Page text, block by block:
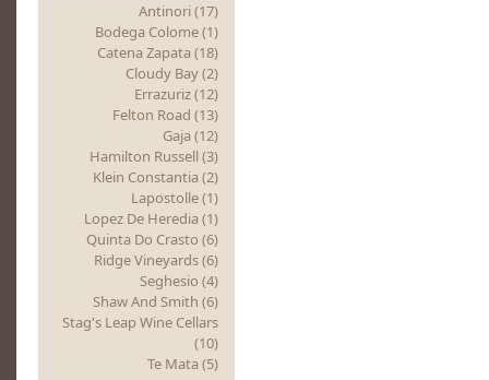
Antinori (17)
Bodega Colome (1)
Catena Zapata (18)
Cloudy Bay (2)
Errazuriz (12)
Felton Road (13)
Gaja (12)
Hamilton Russell (3)
Klein Constantia (2)
Lapostolle (1)
Lopez De Heredia (1)
Quinta Do Crasto (6)
Ridge Vineyards (6)
Seghesio (4)
Shaw And Smith (6)
Stag's Leap Wine Cellars
(10)
Te Mata (5)